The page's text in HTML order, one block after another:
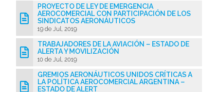
PROYECTO DE LEY DE EMERGENCIA
AEROCOMERCIAL CON PARTICIPACIÓN DE LOS
SINDICATOS AERONÁUTICOS
19 de Jul, 2019
TRABAJADORES DE LA AVIACIÓN – ESTADO DE
ALERTA Y MOVILIZACIÓN
10 de Jul, 2019
GREMIOS AERONÁUTICOS UNIDOS CRÍTICAS A
LA POLÍTICA AEROCOMERCIAL ARGENTINA –
ESTADO DE ALERT